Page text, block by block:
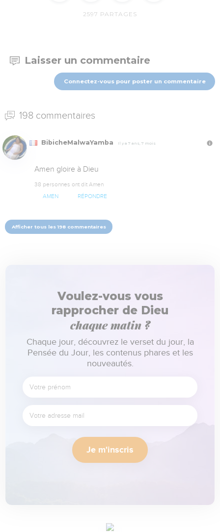
2597 PARTAGES
Laisser un commentaire
Connectez-vous pour poster un commentaire
198 commentaires
BibicheMalwaYamba Il y a 7 ans, 7 mois
Amen gloire à Dieu
38 personnes ont dit Amen
AMEN RÉPONDRE
Afficher tous les 198 commentaires
Voulez-vous vous
rapprocher de Dieu
chaque matin ?
Chaque jour, découvrez le verset du jour, la
Pensée du Jour, les contenus phares et les
nouveautés.
Je m'inscris